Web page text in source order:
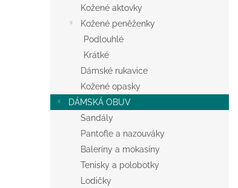
l
Kožené aktovky
Kožené peněženky
Podlouhlé
Krátké
Dámské rukavice
Kožené opasky
DÁMSKÁ OBUV
Sandály
Pantofle a nazouváky
Baleríny a mokasíny
Tenisky a polobotky
Lodičky